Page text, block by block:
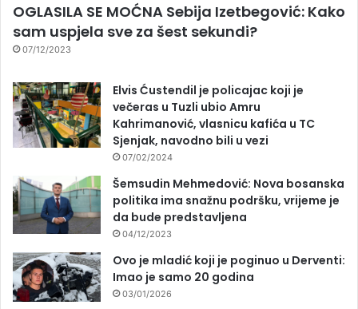
OGLASILA SE MOĆNA Sebija Izetbegović: Kako
sam uspjela sve za šest sekundi?
07/12/2023
Elvis Ćustendil je policajac koji je
večeras u Tuzli ubio Amru
Kahrimanović, vlasnicu kafića u TC
Sjenjak, navodno bili u vezi
07/02/2024
Šemsudin Mehmedović: Nova bosanska
politika ima snažnu podršku, vrijeme je
da bude predstavljena
04/12/2023
Ovo je mladić koji je poginuo u Derventi:
Imao je samo 20 godina
03/01/2026